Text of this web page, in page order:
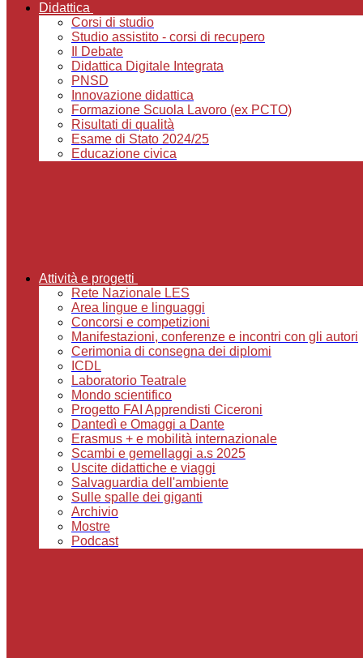
Didattica
Corsi di studio
Studio assistito - corsi di recupero
Il Debate
Didattica Digitale Integrata
PNSD
Innovazione didattica
Formazione Scuola Lavoro (ex PCTO)
Risultati di qualità
Esame di Stato 2024/25
Educazione civica
Attività e progetti
Rete Nazionale LES
Area lingue e linguaggi
Concorsi e competizioni
Manifestazioni, conferenze e incontri con gli autori
Cerimonia di consegna dei diplomi
ICDL
Laboratorio Teatrale
Mondo scientifico
Progetto FAI Apprendisti Ciceroni
Dantedì e Omaggi a Dante
Erasmus + e mobilità internazionale
Scambi e gemellaggi a.s 2025
Uscite didattiche e viaggi
Salvaguardia dell'ambiente
Sulle spalle dei giganti
Archivio
Mostre
Podcast